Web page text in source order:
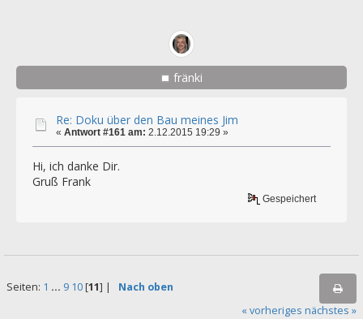
fränki
Re: Doku über den Bau meines Jim
« Antwort #161 am: 2.12.2015 19:29 »
Hi, ich danke Dir.
Gruß Frank
Gespeichert
Seiten: 1 ... 9 10[11] | Nach oben
« vorheriges nächstes »